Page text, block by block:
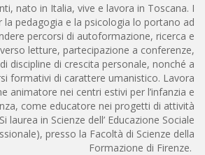
nato in Italia, vive e lavora in Toscana. I
la pedagogia e la psicologia lo portano ad
percorsi di autoformazione, ricerca e
letture, partecipazione a conferenze,
discipline di crescita personale, nonché a
formativi di carattere umanistico. Lavora
animatore nei centri estivi per l’infanzia e
come educatore nei progetti di attività
laurea in Scienze dell’ Educazione Sociale
presso la Facoltà di Scienze della
Formazione di Firenze.